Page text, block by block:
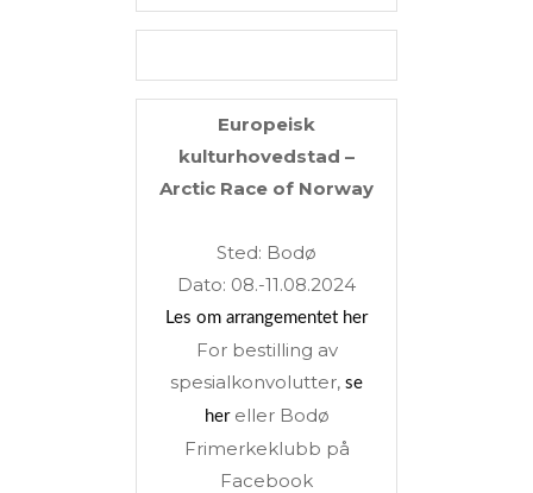
Europeisk
kulturhovedstad –
Arctic Race of Norway
Sted: Bodø
Dato: 08.-11.08.2024
Les om arrangementet her
For bestilling av
spesialkonvolutter, se
her eller Bodø
Frimerkeklubb på
Facebook